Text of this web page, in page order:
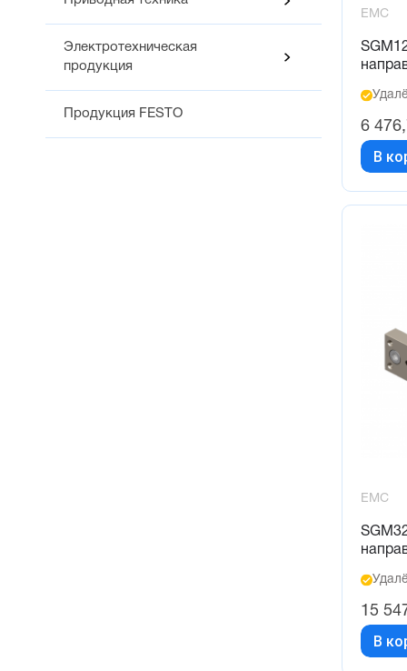
Электротехническая
продукция
Продукция FESTO
70 (16)
72 (1)
85 (1)
EMC
6
В
EMC
15
В